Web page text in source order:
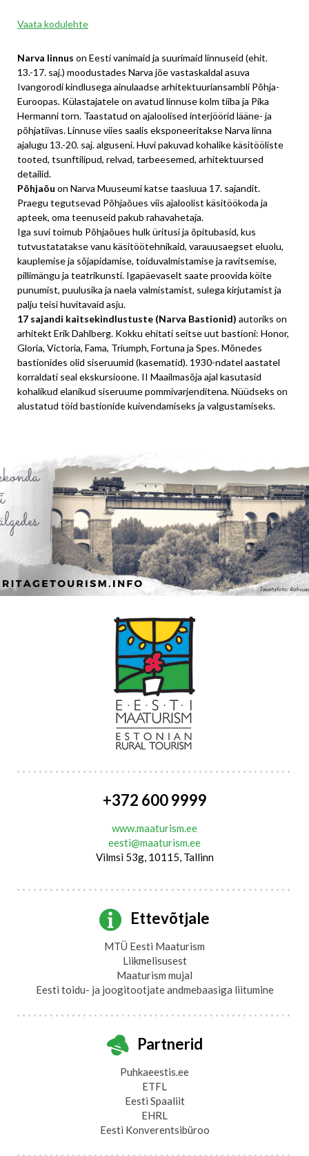
Vaata kodulehte
Narva linnus on Eesti vanimaid ja suurimaid linnuseid (ehit.
13.-17. saj.) moodustades Narva jõe vastaskaldal asuva
Ivangorodi kindlusega ainulaadse arhitektuuriansambli Põhja-
Euroopas. Külastajatele on avatud linnuse kolm tiiba ja Pika
Hermanni torn. Taastatud on ajaloolised interjöörid lääne- ja
põhjatiivas. Linnuse viies saalis eksponeeritakse Narva linna
ajalugu 13.-20. saj. alguseni. Huvi pakuvad kohalike käsitööliste
tooted, tsunftilipud, relvad, tarbeesemed, arhitektuursed
detailid.
Põhjaõu on Narva Muuseumi katse taasluua 17. sajandit.
Praegu tegutsevad Põhjaõues viis ajaloolist käsitöökoda ja
apteek, oma teenuseid pakub rahavahetaja.
Iga suvi toimub Põhjaõues hulk üritusi ja õpitubasid, kus
tutvustatatakse vanu käsitöötehnikaid, varauusaegset eluolu,
kauplemise ja sõjapidamise, toiduvalmistamise ja ravitsemise,
pillimängu ja teatrikunsti. Igapäevaselt saate proovida köite
punumist, puulusika ja naela valmistamist, sulega kirjutamist ja
palju teisi huvitavaid asju.
17 sajandi kaitsekindlustuste (Narva Bastionid) autoriks on
arhitekt Erik Dahlberg. Kokku ehitati seitse uut bastioni: Honor,
Gloria, Victoria, Fama, Triumph, Fortuna ja Spes. Mõnedes
bastionides olid siseruumid (kasematid). 1930-ndatel aastatel
korraldati seal ekskursioone. II Maailmasõja ajal kasutasid
kohalikud elanikud siseruume pommivarjenditena. Nüüdseks on
alustatud töid bastionide kuivendamiseks ja valgustamiseks.
+372 600 9999
www.maaturism.ee
eesti@maaturism.ee
Vilmsi 53g, 10115, Tallinn
Ettevõtjale
MTÜ Eesti Maaturism
Liikmelisusest
Maaturism mujal
Eesti toidu- ja joogitootjate andmebaasiga liitumine
Partnerid
Puhkaeestis.ee
ETFL
Eesti Spaaliit
EHRL
Eesti Konverentsibüroo